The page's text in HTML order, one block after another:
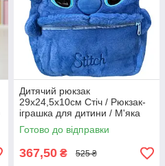
Дитячий рюкзак
29х24,5х10см Стіч / Рюкзак-
іграшка для дитини / М'яка
іграшка-сумка / Сумка-рюкзак
/ Іграшка рюкзак / Рюкзак Стіч
Готово до відправки
367,50 ₴ 525 ₴